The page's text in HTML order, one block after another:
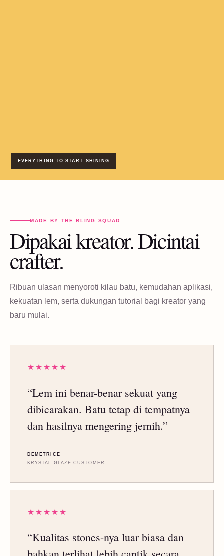
EVERYTHING TO START SHINING
MADE BY THE BLING SQUAD
Dipakai kreator. Dicintai
crafter.
Ribuan ulasan menyoroti kilau batu, kemudahan aplikasi,
kekuatan lem, serta dukungan tutorial bagi kreator yang
baru mulai.
★★★★★
“Lem ini benar-benar sekuat yang
dibicarakan. Batu tetap di tempatnya
dan hasilnya mengering jernih.”
DEMETRICE
KRYSTAL GLAZE CUSTOMER
★★★★★
“Kualitas stones-nya luar biasa dan